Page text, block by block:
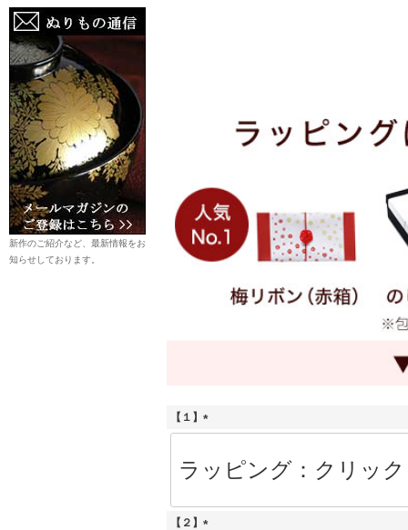
新作のご紹介など、最新情報をお
知らせしております。
【１】
(
須
【２】